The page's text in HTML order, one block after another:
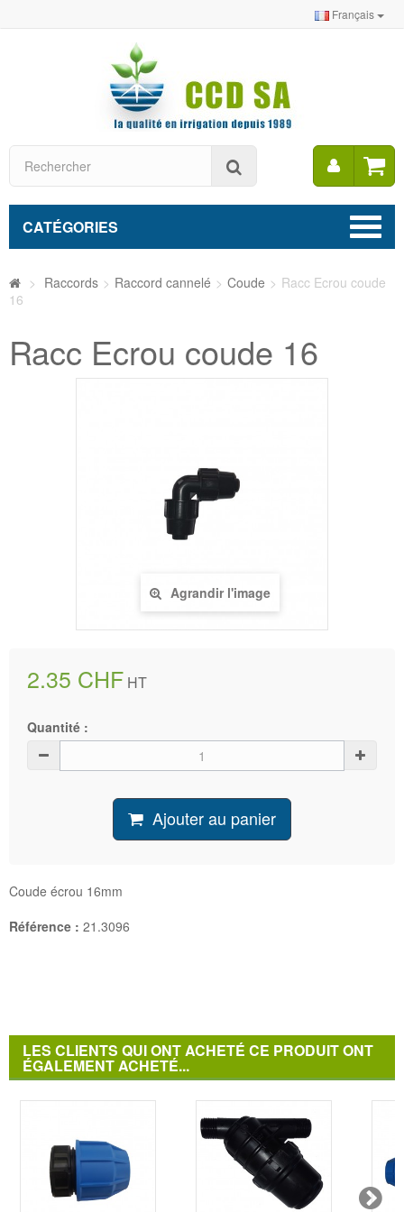
Français
Mon
CATÉGORIES
> Raccords > Raccord cannelé > Coude > Racc Ecrou coude
16
Racc Ecrou coude 16
Agrandir l'image
2.35 CHF HT
Quantité :
Ajouter au panier
Coude écrou 16mm
Référence : 21.3096
LES CLIENTS QUI ONT ACHETÉ CE PRODUIT ONT
ÉGALEMENT ACHETÉ...